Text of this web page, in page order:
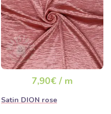
7,90€ / m
Satin DION rose